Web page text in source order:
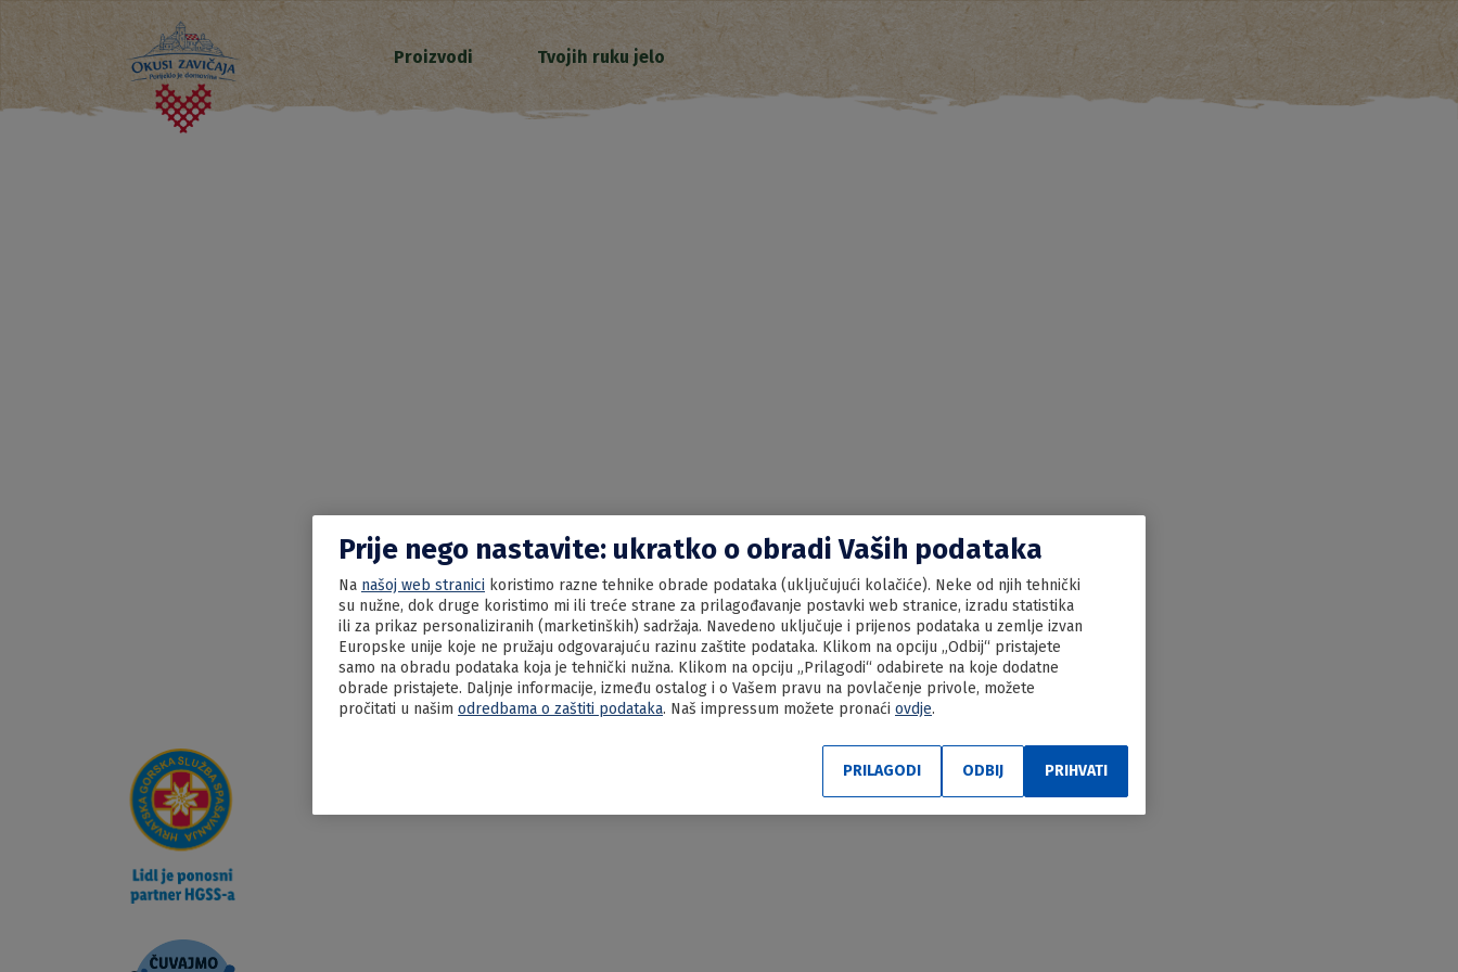
Proizvodi Tvojih ruku jelo
Prije nego nastavite: ukratko o obradi Vaših podataka
Na našoj web stranici koristimo razne tehnike obrade podataka (uključujući kolačiće). Neke od njih tehnički
su nužne, dok druge koristimo mi ili treće strane za prilagođavanje postavki web stranice, izradu statistika
ili za prikaz personaliziranih (marketinških) sadržaja. Navedeno uključuje i prijenos podataka u zemlje izvan
Europske unije koje ne pružaju odgovarajuću razinu zaštite podataka. Klikom na opciju „Odbij“ pristajete
samo na obradu podataka koja je tehnički nužna. Klikom na opciju „Prilagodi“ odabirete na koje dodatne
obrade pristajete. Daljnje informacije, između ostalog i o Vašem pravu na povlačenje privole, možete
pročitati u našim odredbama o zaštiti podataka. Naš impressum možete pronaći ovdje.
ODBIJ PRIHVATI
PRILAGODI